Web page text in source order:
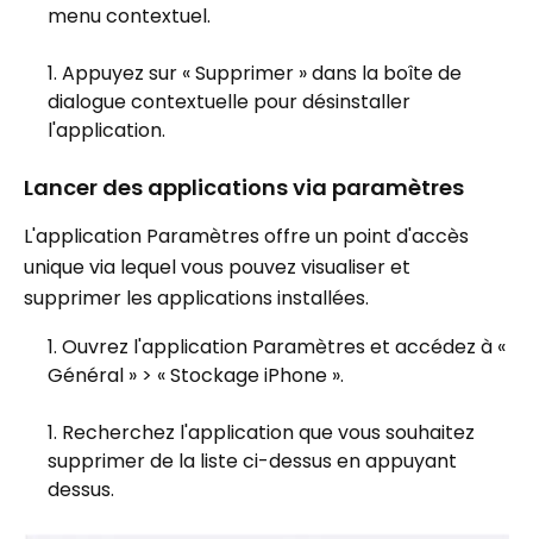
menu contextuel.
Appuyez sur « Supprimer » dans la boîte de
dialogue contextuelle pour désinstaller
l'application.
Lancer des applications via paramètres
L'application Paramètres offre un point d'accès
unique via lequel vous pouvez visualiser et
supprimer les applications installées.
Ouvrez l'application Paramètres et accédez à «
Général » > « Stockage iPhone ».
Recherchez l'application que vous souhaitez
supprimer de la liste ci-dessus en appuyant
dessus.